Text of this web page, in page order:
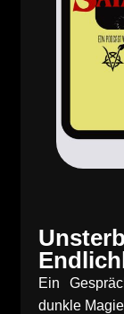
Ein
dunkle